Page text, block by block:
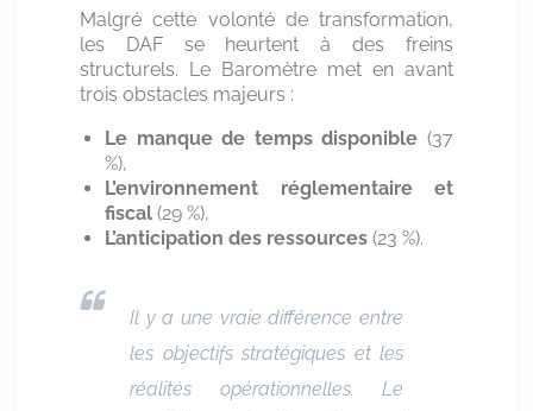
Malgré cette volonté de transformation,
les DAF se heurtent à des freins
structurels. Le Baromètre met en avant
trois obstacles majeurs :
Le manque de temps disponible (37
%),
L’environnement réglementaire et
fiscal (29 %),
L’anticipation des ressources (23 %).
Il y a une vraie différence entre
les objectifs stratégiques et les
réalités opérationnelles. Le